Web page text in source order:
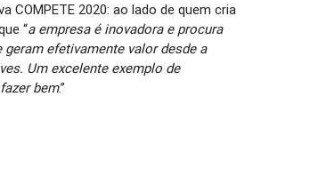
COMPETE 2020: ao lado de quem cria
“a empresa é inovadora e procura
efetivamente valor desde a
Um excelente exemplo de
bem.”